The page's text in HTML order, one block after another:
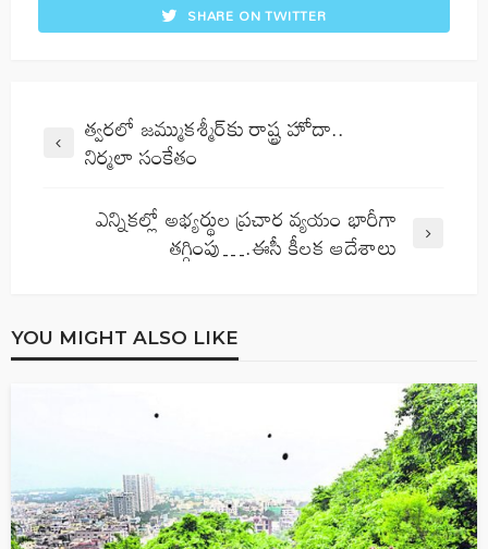
SHARE ON TWITTER
త్వరలో జమ్ముకశ్మీర్‌కు రాష్ట్ర హోదా‌..
నిర్మలా సంకేతం
ఎన్నికల్లో అభ్యర్థుల ప్రచార వ్యయం భారీగా
తగ్గింపు….ఈసీ కీలక ఆదేశాలు
YOU MIGHT ALSO LIKE